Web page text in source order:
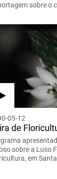
sobre o
05-12
de
sobre a Luso
em